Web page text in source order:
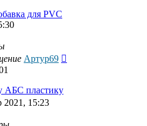
для PVC
Артур69
АБС пластику
2021, 15:23